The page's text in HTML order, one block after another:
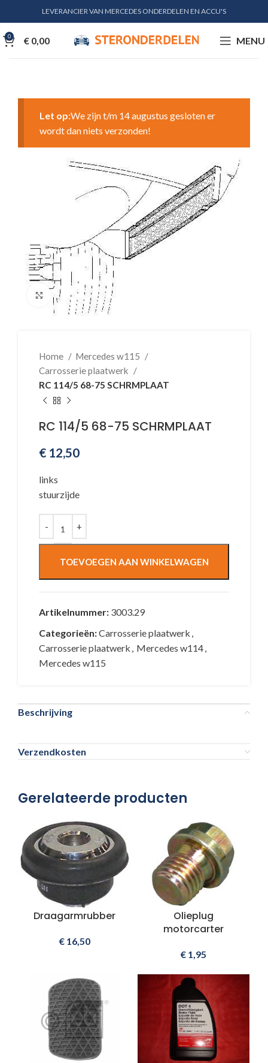
LEVERANCIER VAN MERCEDES ONDERDELEN EN ACCU'S
0 € 0,00 MENU
Let op:We zijn t/m 14 augustus gesloten er
wordt dan niets verzonden!
Klik voor vergroting
Home
Mercedes w115
Carrosserie plaatwerk
RC 114/5 68-75 SCHRMPLAAT
RC 114/5 68-75 SCHRMPLAAT
€ 12,50
links
stuurzijde
TOEVOEGEN AAN WINKELWAGEN
Artikelnummer: 3003.29
Categorieën:Carrosserie plaatwerk ,
Carrosserie plaatwerk , Mercedes w114,
Mercedes w115
Beschrijving
Verzendkosten
Gerelateerde producten
Draagarmrubber
€16,50
Olieplug
motorcarter
€ 1,95